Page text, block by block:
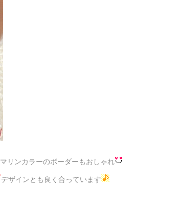
マリンカラーのボーダーもおしゃれ
デザインとも良く合っています